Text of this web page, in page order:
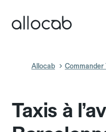
Allocab Commander
Taxis à